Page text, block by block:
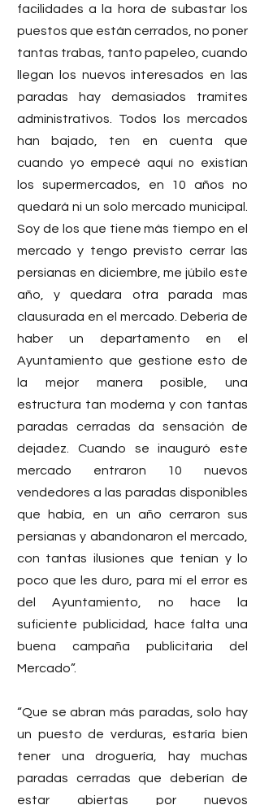
facilidades a la hora de subastar los
puestos que están cerrados, no poner
tantas trabas, tanto papeleo, cuando
llegan los nuevos interesados en las
paradas hay demasiados tramites
administrativos. Todos los mercados
han bajado, ten en cuenta que
cuando yo empecé aquí no existían
los supermercados, en 10 años no
quedará ni un solo mercado municipal.
Soy de los que tiene más tiempo en el
mercado y tengo previsto cerrar las
persianas en diciembre, me júbilo este
año, y quedara otra parada mas
clausurada en el mercado. Debería de
haber un departamento en el
Ayuntamiento que gestione esto de
la mejor manera posible, una
estructura tan moderna y con tantas
paradas cerradas da sensación de
dejadez. Cuando se inauguró este
mercado entraron 10 nuevos
vendedores a las paradas disponibles
que había, en un año cerraron sus
persianas y abandonaron el mercado,
con tantas ilusiones que tenían y lo
poco que les duro, para mí el error es
del Ayuntamiento, no hace la
suficiente publicidad, hace falta una
buena campaña publicitaria del
Mercado”.
“Que se abran más paradas, solo hay
un puesto de verduras, estaría bien
tener una droguería, hay muchas
paradas cerradas que deberían de
estar abiertas por nuevos